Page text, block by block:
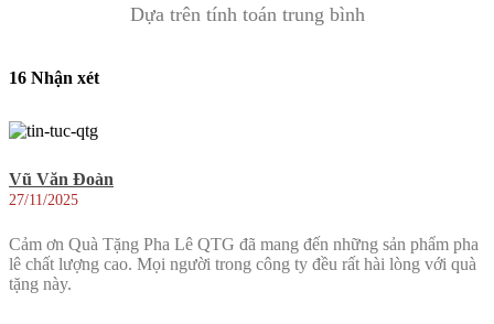
Dựa trên tính toán trung bình
16 Nhận xét
Vũ Văn Đoàn
27/11/2025
Cảm ơn Quà Tặng Pha Lê QTG đã mang đến những sản phẩm pha
lê chất lượng cao. Mọi người trong công ty đều rất hài lòng với quà
tặng này.